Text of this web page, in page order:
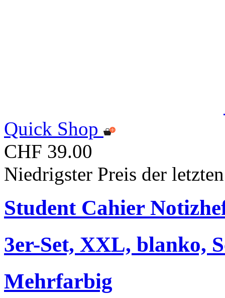
Quick Shop
CHF 39.00
Niedrigster Preis der
Student Cahier
3er-Set, XXL, blanko,
Mehrfarbig